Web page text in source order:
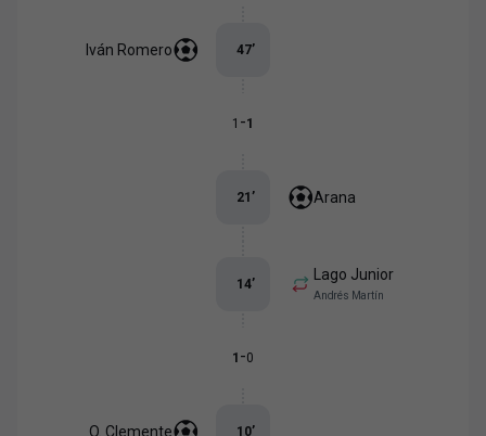
Iván Romero 47’
1 -1
Arana
21’
Lago Junior
Andrés Martín
14’
1 -0
O. Clemente 10’